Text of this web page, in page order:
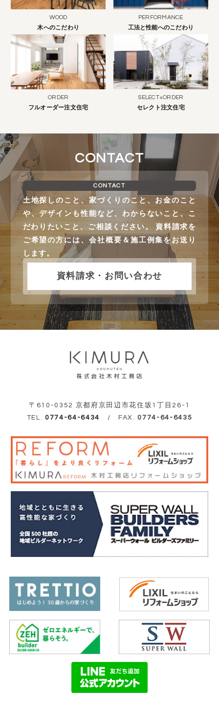
WOOD
木へのこだわり
PERFORMANCE
工法と性能へのこだわり
ORDER
フルオーダー注文住宅
SELECT+ORDER
セレクト注文住宅
CONTACT
CONTACT
土地探しのこと、家づくりのこと、お金のこと
や、デザインも性能など、わからないこと、こ
だわりたいこと、ご相談ください。 資料請求を
ご希望の方には、会社概要＆施工例集をお送り
します。
資料請求・お問い合わせ
〒610-0352 京都府京田辺市花住坂1丁目26-1
TEL. 0774-64-6434 / FAX. 0774-64-6435